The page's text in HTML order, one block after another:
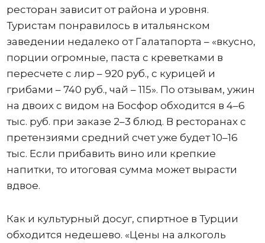
ресторан зависит от района и уровня.
Туристам понравилось в итальянском
заведении недалеко от Галатапорта – «вкусно,
порции огромные, паста с креветками в
пересчете с лир – 920 руб., с курицей и
грибами – 740 руб., чай – 115». По отзывам, ужин
на двоих с видом на Босфор обходится в 4–6
тыс. руб. при заказе 2–3 блюд. В ресторанах с
претензиями средний счет уже будет 10–16
тыс. Если прибавить вино или крепкие
напитки, то итоговая сумма может вырасти
вдвое.
Как и культурный досуг, спиртное в Турции
обходится недешево. «Цены на алкоголь